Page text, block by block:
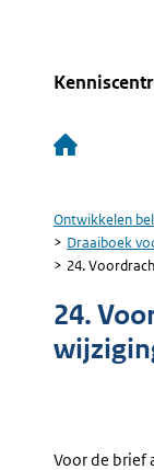
Ontwikkelen
Draaiboek
24.
24.
Voor de brief